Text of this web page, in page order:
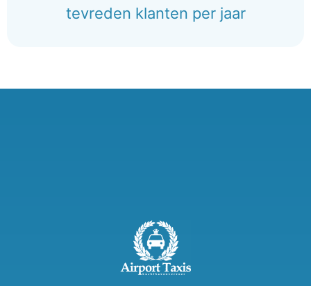
tevreden klanten per jaar